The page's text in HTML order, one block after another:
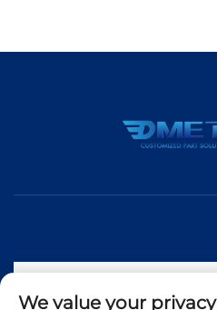
We value your privacy